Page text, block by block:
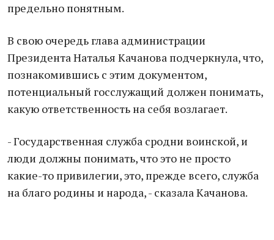
предельно понятным.
В свою очередь глава администрации
Президента Наталья Качанова подчеркнула, что,
познакомившись с этим документом,
потенциальный госслужащий должен понимать,
какую ответственность на себя возлагает.
- Государственная служба сродни воинской, и
люди должны понимать, что это не просто
какие-то привилегии, это, прежде всего, служба
на благо родины и народа, - сказала Качанова.